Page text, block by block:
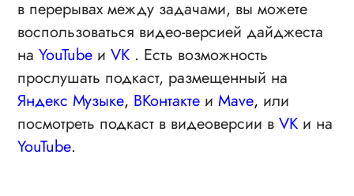
в перерывах между задачами, вы можете
воспользоваться видео-версией дайджеста
наYouTube и VK . Есть возможность
прослушать подкаст, размещенный на
Яндекс Музыке, ВКонтакте и Mave, или
посмотреть подкаст в видеоверсии в VK и на
YouTube.